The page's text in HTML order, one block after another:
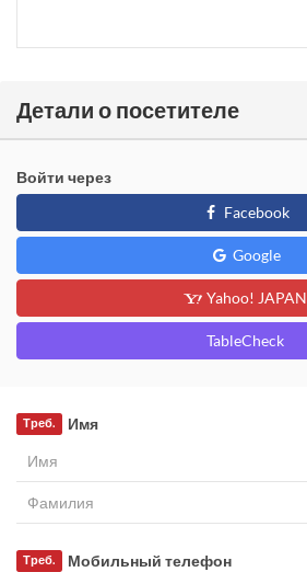
Детали о посетителе
Войти через
Facebook
Google
Yahoo! JAPAN
TableCheck
Имя
Треб.
Мобильный телефон
Треб.